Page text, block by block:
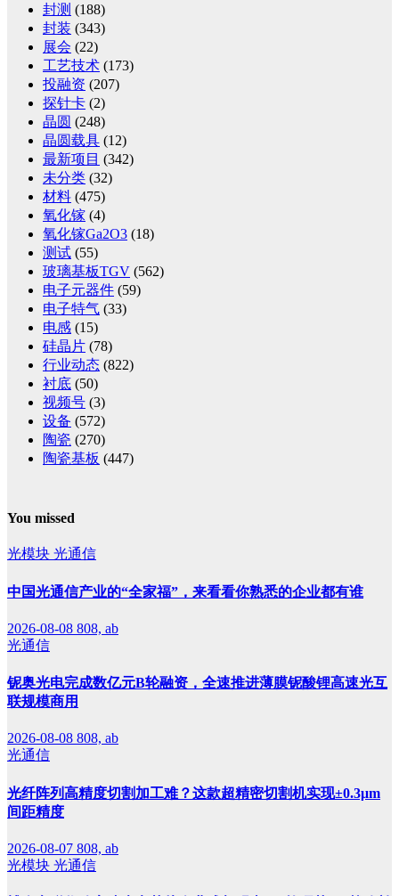
封测 (188)
封装 (343)
展会 (22)
工艺技术 (173)
投融资 (207)
探针卡 (2)
晶圆 (248)
晶圆载具 (12)
最新项目 (342)
未分类 (32)
材料 (475)
氧化镓 (4)
氧化镓Ga2O3 (18)
测试 (55)
玻璃基板TGV (562)
电子元器件 (59)
电子特气 (33)
电感 (15)
硅晶片 (78)
行业动态 (822)
衬底 (50)
视频号 (3)
设备 (572)
陶瓷 (270)
陶瓷基板 (447)
You missed
光模块 光通信
中国光通信产业的“全家福”，来看看你熟悉的企业都有谁
2026-08-08 808, ab
光通信
铌奥光电完成数亿元B轮融资，全速推进薄膜铌酸锂高速光互
联规模商用
2026-08-08 808, ab
光通信
光纤阵列高精度切割加工难？这款超精密切割机实现±0.3μm
间距精度
2026-08-07 808, ab
光模块 光通信